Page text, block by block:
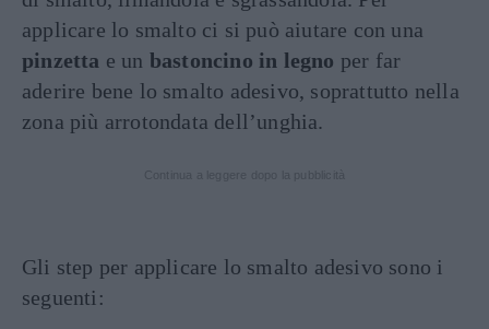
applicare lo smalto ci si può aiutare con una
pinzetta e un bastoncino in legno per far
aderire bene lo smalto adesivo, soprattutto nella
zona più arrotondata dell’unghia.
Gli step per applicare lo smalto adesivo sono i
seguenti: